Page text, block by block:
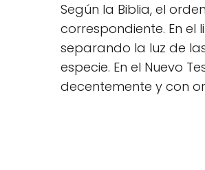
Según la Biblia, el
correspondiente. En el
separando la luz de
especie. En el Nuevo
decentemente y con